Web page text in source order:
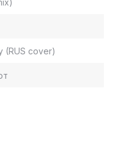
(RUS cover)